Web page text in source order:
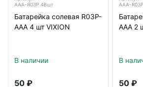
AAA-R03P 4Bшт
Батарейка солевая R03P-
AAA 4 шт VIXION
В наличии
50 ₽
AAA-
AAA 2
В
50 ₽